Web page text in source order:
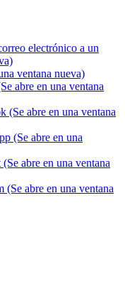
electrónico a un
ventana nueva)
abre en una ventana
(Se abre en una ventana
(Se abre en una
abre en una ventana
abre en una ventana